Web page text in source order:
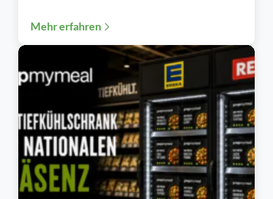
suchen und was das...
Mehr erfahren